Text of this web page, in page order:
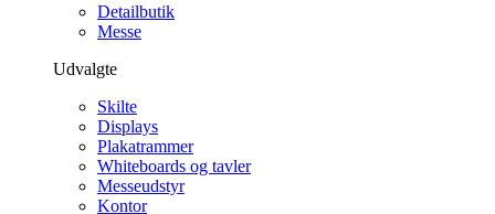
Detailbutik
Messe
Udvalgte
Skilte
Displays
Plakatrammer
Whiteboards og tavler
Messeudstyr
Kontor